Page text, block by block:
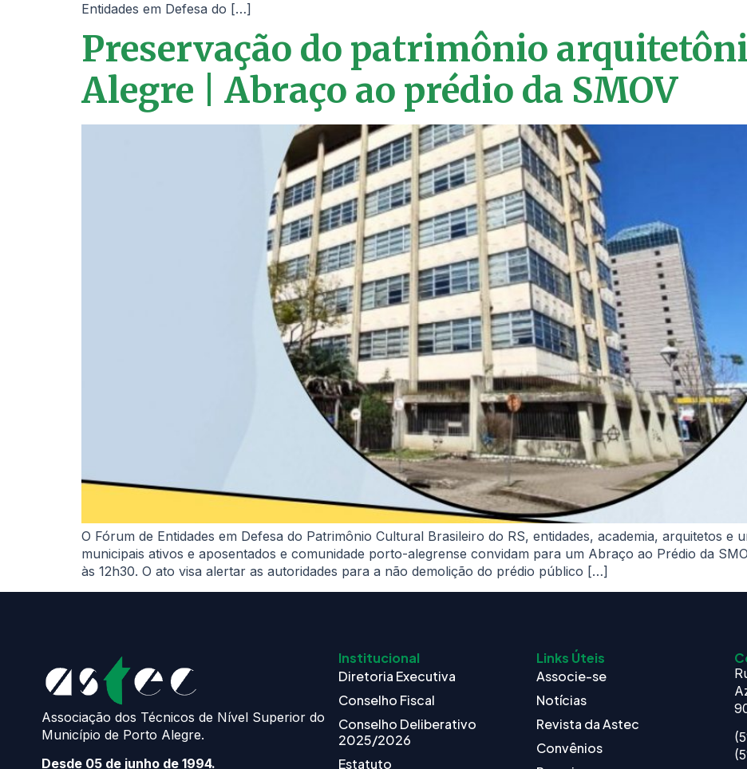
Entidades em Defesa do […]
Preservação do patrimônio
Alegre | Abraço ao prédio da SMOV
O Fórum de Entidades em Defesa do Patrimônio Cultural Brasileiro do RS, entidades, academia, arquitetos e
municipais ativos e aposentados e comunidade porto-alegrense convidam para um Abraço ao Prédio da
às 12h30. O ato visa alertar as autoridades para a não demolição do prédio público […]
Associação dos Técnicos de Nível Superior do
Município de Porto Alegre.
Desde 05 de junho de 1994.
Institucional
Diretoria Executiva
Conselho Fiscal
Conselho Deliberativo
2025/2026
Estatuto
Links Úteis
Associe-se
Notícias
Revista da Astec
Convênios